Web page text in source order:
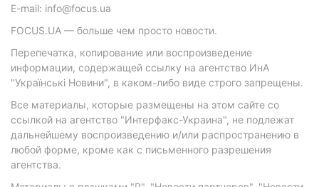
E-mail: info@focus.ua
FOCUS.UA — больше чем просто новости.
Перепечатка, копирование или воспроизведение
информации, содержащей ссылку на агентство ИнА
"Українські Новини", в каком-либо виде строго запрещены.
Все материалы, которые размещены на этом сайте со
ссылкой на агентство "Интерфакс-Украина", не подлежат
дальнейшему воспроизведению и/или распространению в
любой форме, кроме как с письменного разрешения
агентства.